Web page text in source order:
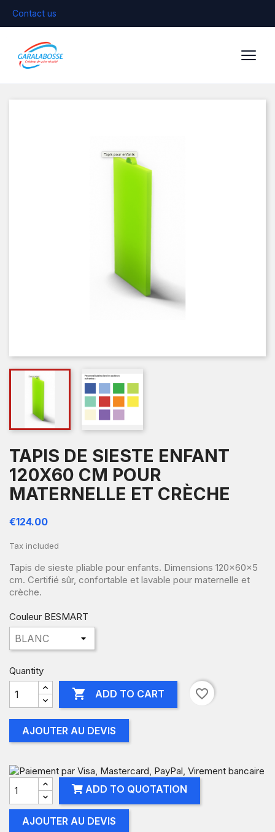
Contact us
TAPIS DE SIESTE ENFANT
120X60 CM POUR
MATERNELLE ET CRÈCHE
€124.00
Tax included
Tapis de sieste pliable pour enfants. Dimensions 120x60x5
cm. Certifié sûr, confortable et lavable pour maternelle et
crèche.
Couleur BESMART
Quantity
 ADD TO CART favorite_border
AJOUTER AU DEVIS
ADD TO QUOTATION
AJOUTER AU DEVIS